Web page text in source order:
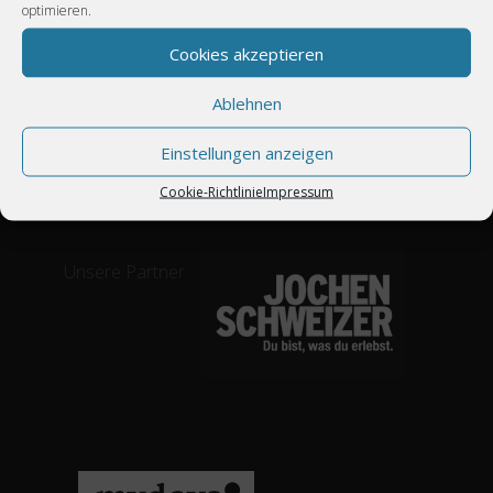
optimieren.
Cookies akzeptieren
Ablehnen
Einstellungen anzeigen
Cookie-RichtlinieImpressum
Gästebuch
Richtlinie
Kundenbewertungen